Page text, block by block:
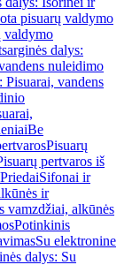
pisuarų valdymo
valdymo
dalys:
nuleidimo
Pisuarai, vandens
Be
Pisuarų
pertvaros iš
Sifonai ir
ir
vamzdžiai, alkūnės
Potinkinis
Su elektronine
dalys: Su